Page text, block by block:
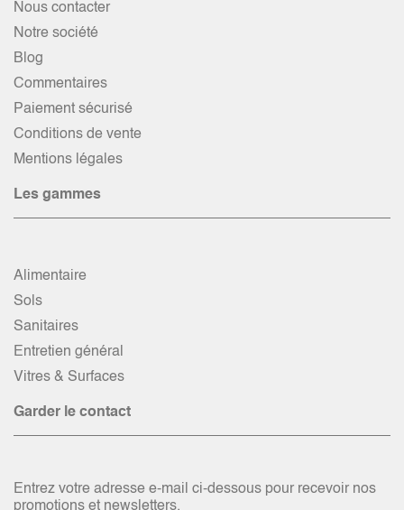
Nous contacter
Notre société
Blog
Commentaires
Paiement sécurisé
Conditions de vente
Mentions légales
Les gammes
Alimentaire
Sols
Sanitaires
Entretien général
Vitres & Surfaces
Garder le contact
Entrez votre adresse e-mail ci-dessous pour recevoir nos
promotions et newsletters.